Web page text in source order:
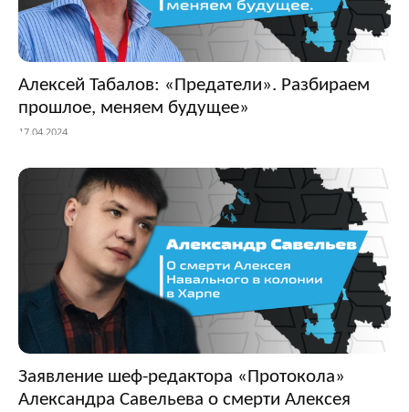
Алексей Табалов: «Предатели». Разбираем
прошлое, меняем будущее»
17.04.2024
Заявление шеф-редактора «Протокола»
Александра Савельева о смерти Алексея